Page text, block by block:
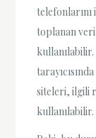
telefonlarını
toplanan
siteleri, ilgili
kullanılabilir.